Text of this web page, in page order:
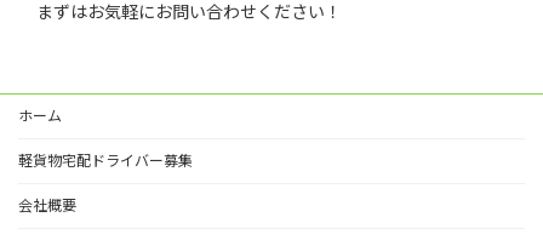
まずはお気軽にお問い合わせください！
ホーム
軽貨物宅配ドライバー募集
会社概要